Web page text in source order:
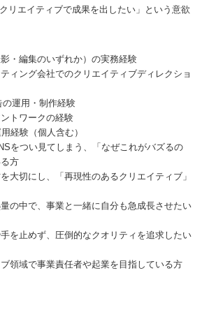
リエイティブで成果を出したい」という意欲
・編集のいずれか）の実務経験
ィング会社でのクリエイティブディレクショ
の運用・制作経験
トワークの経験
経験（個人含む）
をつい見てしまう、「なぜこれがバズるの
方
大切にし、「再現性のあるクリエイティブ」
の中で、事業と一緒に自分も急成長させたい
を止めず、圧倒的なクオリティを追求したい
領域で事業責任者や起業を目指している方